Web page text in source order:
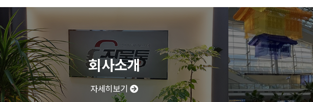
회사소개
자세히보기